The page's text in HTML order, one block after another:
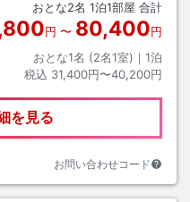
おとな2名 1泊1部屋 合計
円 〜 80,400円
おとな1名 (2名1室)｜ 1泊
税込 31,400円〜40,200円
を見る
お問い合わせコード